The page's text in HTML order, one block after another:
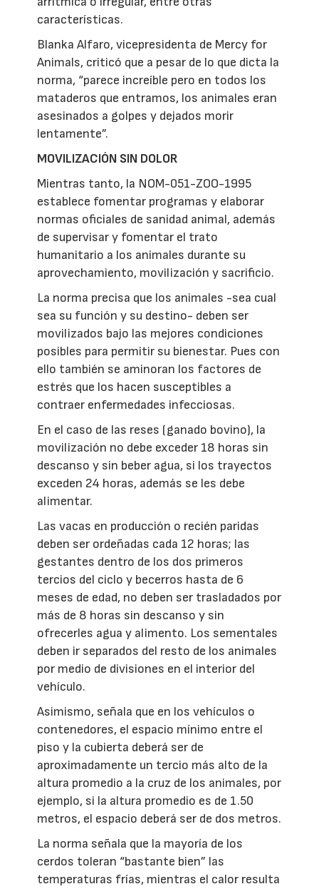
características.
Blanka Alfaro, vicepresidenta de Mercy for
Animals, criticó que a pesar de lo que dicta la
norma, “parece increíble pero en todos los
mataderos que entramos, los animales eran
asesinados a golpes y dejados morir
lentamente”.
MOVILIZACIÓN SIN DOLOR
Mientras tanto, la NOM-051-ZOO-1995
establece fomentar programas y elaborar
normas oficiales de sanidad animal, además
de supervisar y fomentar el trato
humanitario a los animales durante su
aprovechamiento, movilización y sacrificio.
La norma precisa que los animales -sea cual
sea su función y su destino- deben ser
movilizados bajo las mejores condiciones
posibles para permitir su bienestar. Pues con
ello también se aminoran los factores de
estrés que los hacen susceptibles a
contraer enfermedades infecciosas.
En el caso de las reses (ganado bovino), la
movilización no debe exceder 18 horas sin
descanso y sin beber agua, si los trayectos
exceden 24 horas, además se les debe
alimentar.
Las vacas en producción o recién paridas
deben ser ordeñadas cada 12 horas; las
gestantes dentro de los dos primeros
tercios del ciclo y becerros hasta de 6
meses de edad, no deben ser trasladados por
más de 8 horas sin descanso y sin
ofrecerles agua y alimento. Los sementales
deben ir separados del resto de los animales
por medio de divisiones en el interior del
vehículo.
Asimismo, señala que en los vehículos o
contenedores, el espacio mínimo entre el
piso y la cubierta deberá ser de
aproximadamente un tercio más alto de la
altura promedio a la cruz de los animales, por
ejemplo, si la altura promedio es de 1.50
metros, el espacio deberá ser de dos metros.
La norma señala que la mayoría de los
cerdos toleran “bastante bien” las
temperaturas frías, mientras el calor resulta